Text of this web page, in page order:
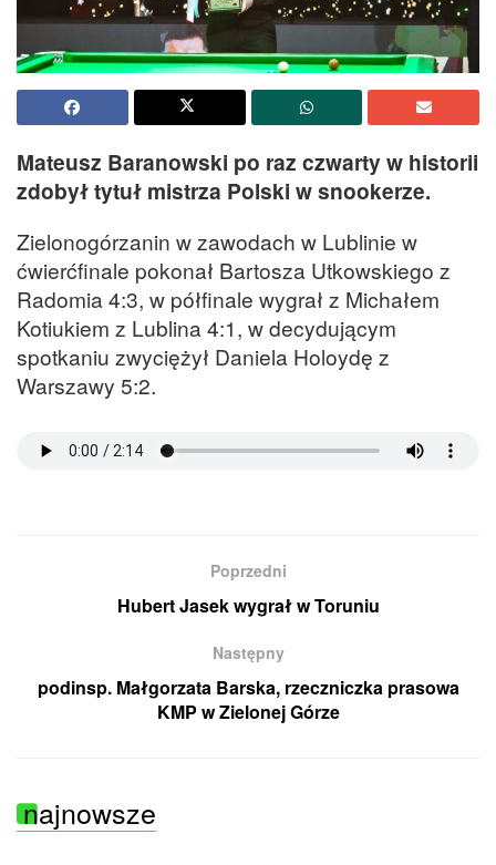
Mateusz Baranowski po raz czwarty w historii
zdobył tytuł mistrza Polski w snookerze.
Zielonogórzanin w zawodach w Lublinie w
ćwierćfinale pokonał Bartosza Utkowskiego z
Radomia 4:3, w półfinale wygrał z Michałem
Kotiukiem z Lublina 4:1, w decydującym
spotkaniu zwyciężył Daniela Holoydę z
Warszawy 5:2.
Poprzedni
Hubert Jasek wygrał w Toruniu
Następny
podinsp. Małgorzata Barska, rzeczniczka prasowa
KMP w Zielonej Górze
najnowsze